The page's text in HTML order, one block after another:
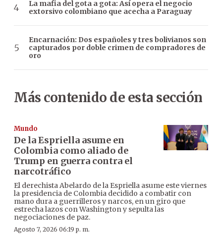
La mafia del gota a gota: Así opera el negocio
extorsivo colombiano que acecha a Paraguay
Encarnación: Dos españoles y tres bolivianos son
capturados por doble crimen de compradores de
oro
Más contenido de esta sección
Mundo
De la Espriella asume en
Colombia como aliado de
Trump en guerra contra el
narcotráfico
El derechista Abelardo de la Espriella asume este viernes
la presidencia de Colombia decidido a combatir con
mano dura a guerrilleros y narcos, en un giro que
estrecha lazos con Washington y sepulta las
negociaciones de paz.
Agosto 7, 2026 06:19 p. m.